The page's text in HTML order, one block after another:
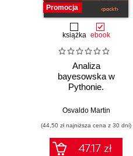
Promocja
książka ebook
Analiza
bayesowska w
Pythonie.
przewodnik po
probabilistycznym.
Wydanie III
Osvaldo Martin
(44,50 zł najniższa cena z 30 dni)
47.17 zł